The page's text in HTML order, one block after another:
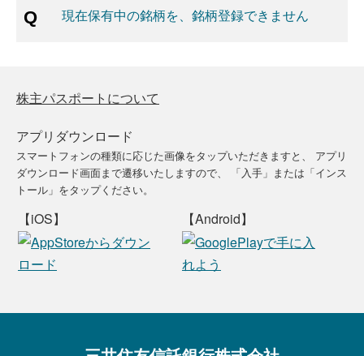
現在保有中の銘柄を、銘柄登録できません
株主パスポートについて
アプリダウンロード
スマートフォンの種類に応じた画像をタップいただきますと、
アプリ
ダウンロード画面まで遷移いたしますので、
「入手」または「インス
トール」をタップください。
【iOS】 【Android】